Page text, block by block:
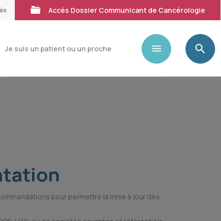
Accès Dossier Communicant de Cancérologie
Je suis un patient ou un proche
pour permettre la mise à jour des